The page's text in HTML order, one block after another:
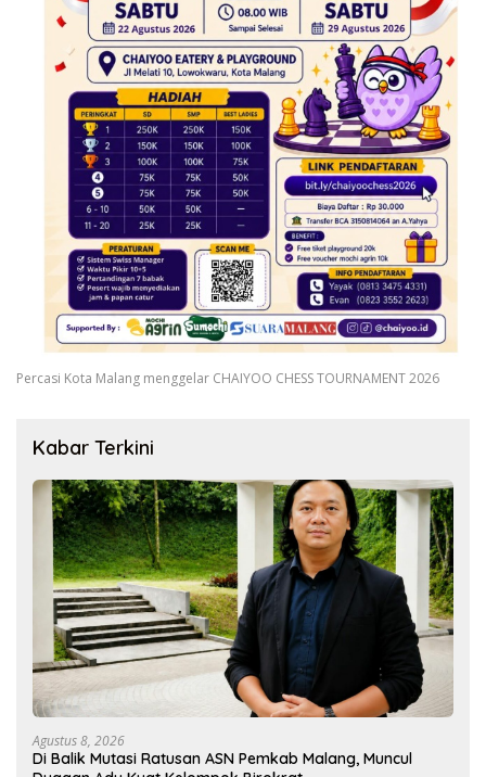
Percasi Kota Malang menggelar CHAIYOO CHESS TOURNAMENT 2026
Kabar Terkini
Agustus 8, 2026
Di Balik Mutasi Ratusan ASN Pemkab Malang, Muncul